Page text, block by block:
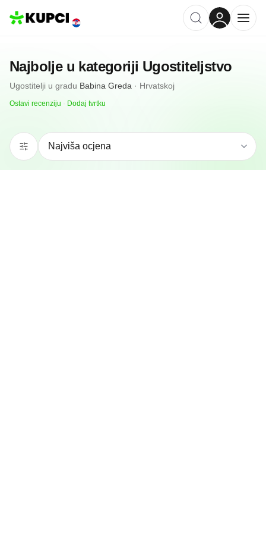
Najbolje u kategoriji Ugostiteljstvo
Ugostitelji u gradu Babina Greda · Hrvatskoj
Ostavi recenziju · Dodaj tvrtku